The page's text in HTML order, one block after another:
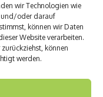
wir Technologien wie
und/oder darauf
können wir Daten
Website verarbeiten.
können
werden.
Symptome
Formen
sollte ich kaufen?